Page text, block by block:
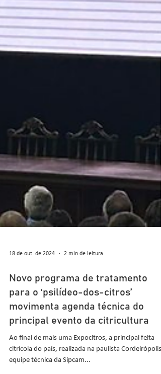
Novo programa de tratamento
para o ‘psilídeo-dos-citros’
movimenta agenda técnica do
principal evento da citricultura